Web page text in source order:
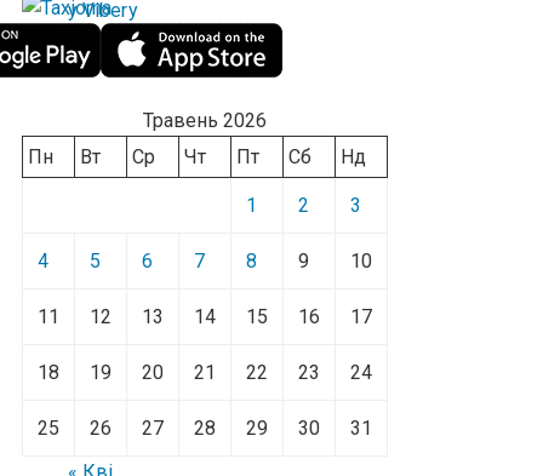
Травень 2026
Пн
Вт Ср Чт Пт Сб Нд
1 2 3
4 5 6 7 8 9 10
11 12 13 14 15 16 17
18 19 20 21 22 23 24
25 26 27 28 29 30
31
« Кві